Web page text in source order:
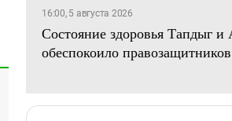
16:00, 5 августа 2026
Состояние здоровья Тапдыг и
обеспокоило правозащитников